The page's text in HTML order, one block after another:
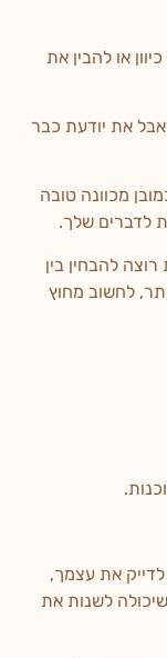
או להבין את
את יודעת כבר
מכוונה טובה
לדברים שלך.
להבחין בין
לחשוב מחוץ
את עצמך,
לשנות את